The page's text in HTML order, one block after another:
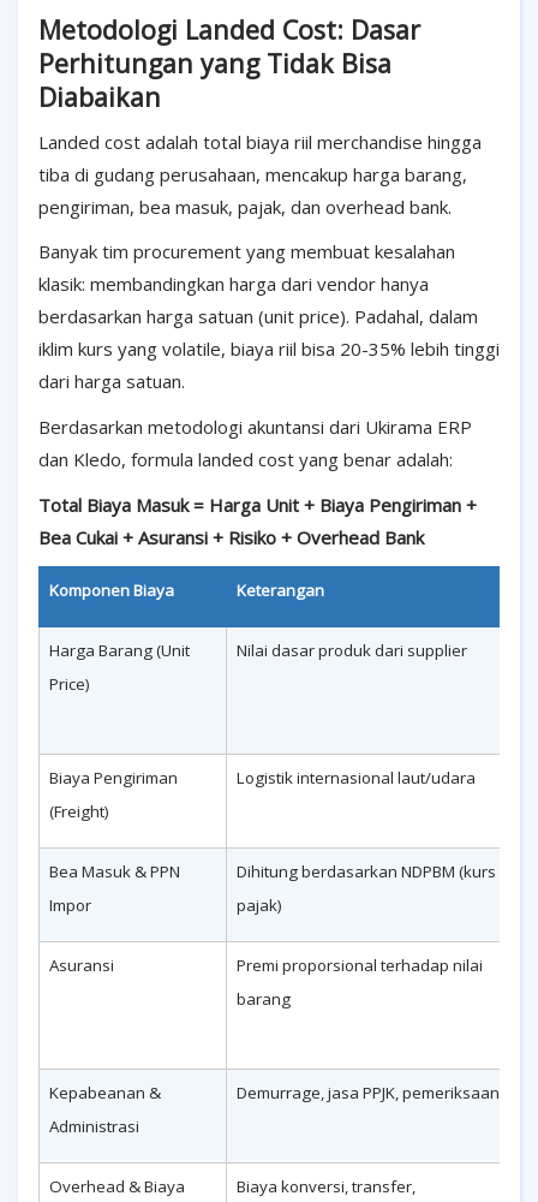
Metodologi Landed Cost: Dasar
Perhitungan yang Tidak Bisa
Diabaikan
Landed cost adalah total biaya riil merchandise hingga
tiba di gudang perusahaan, mencakup harga barang,
pengiriman, bea masuk, pajak, dan overhead bank.
Banyak tim procurement yang membuat kesalahan
klasik: membandingkan harga dari vendor hanya
berdasarkan harga satuan (unit price). Padahal, dalam
iklim kurs yang volatile, biaya riil bisa 20-35% lebih tinggi
dari harga satuan.
Berdasarkan metodologi akuntansi dari Ukirama ERP
dan Kledo, formula landed cost yang benar adalah:
Total Biaya Masuk = Harga Unit + Biaya Pengiriman +
Bea Cukai + Asuransi + Risiko + Overhead Bank
Komponen Biaya Keterangan
Harga Barang (Unit
Price)
Nilai dasar produk dari supplier
Biaya Pengiriman
(Freight)
Logistik internasional laut/udara
Bea Masuk & PPN
Impor
Dihitung berdasarkan NDPBM (kurs
pajak)
Asuransi
Premi proporsional terhadap nilai
barang
Kepabeanan &
Administrasi
Demurrage, jasa PPJK, pemeriksaan
Overhead & Biaya
Biaya konversi, transfer,